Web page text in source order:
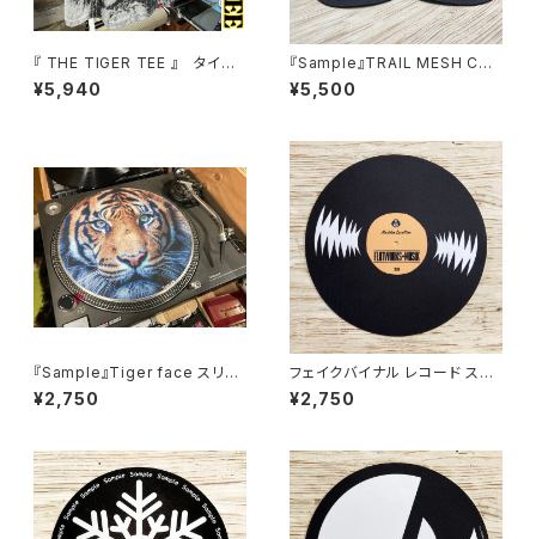
『 THE TIGER TEE 』 タイガ
ー フェイス Tシャツ 虎柄 虎顔
T.T.T【Sample】
¥5,940
『Sample』TRAIL MESH CAP
トレイルメッシュキャップ
¥5,500
『Sample』Tiger face スリッ
プマット ターンテーブルマット フ
ェルト製 12インチ
¥2,750
フェイクバイナル レコード スリ
ップマット ターンテーブルマット
フェルト製 12インチ
¥2,750